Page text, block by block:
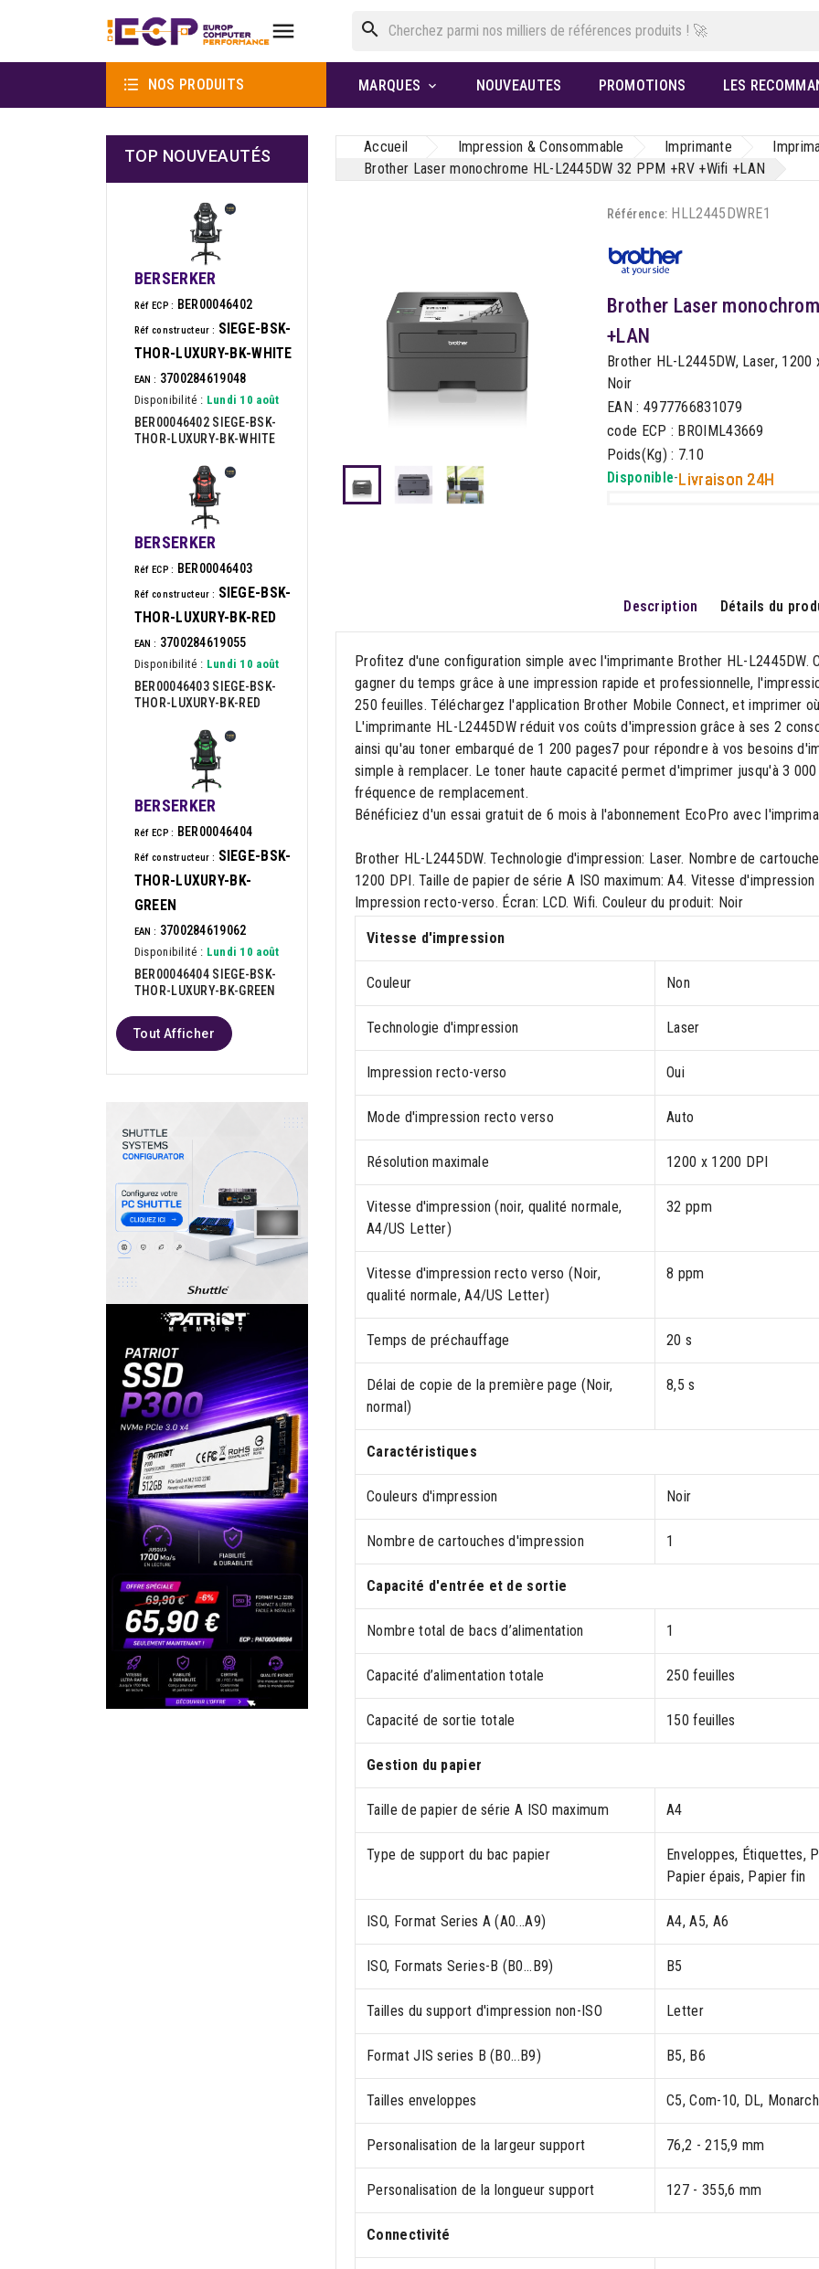
 search
 NOS PRODUITS MARQUES  NOUVEAUTES PROMOTIONS LES
TOP NOUVEAUTÉS
BERSERKER
Réf ECP : BER00046402
Réf constructeur : SIEGE-BSK-
THOR-LUXURY-BK-WHITE
EAN : 3700284619048
Disponibilité : Lundi 10 août
BER00046402 SIEGE-BSK-
THOR-LUXURY-BK-WHITE
BERSERKER
Réf ECP : BER00046403
Réf constructeur : SIEGE-BSK-
THOR-LUXURY-BK-RED
EAN : 3700284619055
Disponibilité : Lundi 10 août
BER00046403 SIEGE-BSK-
THOR-LUXURY-BK-RED
BERSERKER
Réf ECP : BER00046404
Réf constructeur : SIEGE-BSK-
THOR-LUXURY-BK-
GREEN
EAN : 3700284619062
Disponibilité : Lundi 10 août
BER00046404 SIEGE-BSK-
THOR-LUXURY-BK-GREEN
Tout Afficher
Accueil Impression & Consommable Imprimante
Brother Laser monochrome HL-L2445DW 32 PPM +RV +Wifi +LAN
Référence: HLL2445DWRE1
Brother Laser
+LAN
Brother HL-L2445DW, Laser,
Noir
EAN : 4977766831079
code ECP : BROIML43669
Poids(Kg) : 7.10
Disponible-Livraison 24H
Description Détails du
‌Profitez d'une configuration simple avec l'imprimante Brother HL-L2445DW.
gagner du temps grâce à une impression rapide et professionnelle,
250 feuilles. Téléchargez l'application Brother Mobile Connect, et imprimer
‌L'imprimante HL-L2445DW réduit vos coûts d'impression grâce à ses 2
ainsi qu'au toner embarqué de 1 200 pages7 pour répondre à vos besoins
simple à remplacer. Le toner haute capacité permet d'imprimer jusqu'à 3
fréquence de remplacement.
Bénéficiez d'un essai gratuit de 6 mois à l'abonnement EcoPro avec
Brother HL-L2445DW. Technologie d'impression: Laser. Nombre de
1200 DPI. Taille de papier de série A ISO maximum: A4. Vitesse
Impression recto-verso. Écran: LCD. Wifi. Couleur du produit: Noir
Vitesse d'impression
Couleur Non
Technologie d'impression Laser
Impression recto-verso Oui
Mode d'impression recto verso Auto
Résolution maximale 1200 x 1200 DPI
Vitesse d'impression (noir, qualité normale,
A4/US Letter)
32 ppm
Vitesse d'impression recto verso (Noir,
qualité normale, A4/US Letter)
8 ppm
Temps de préchauffage 20 s
Délai de copie de la première page (Noir,
normal)
8,5 s
Caractéristiques
Couleurs d'impression Noir
Nombre de cartouches d'impression 1
Capacité d'entrée et de sortie
Nombre total de bacs d’alimentation 1
Capacité d’alimentation totale 250 feuilles
Capacité de sortie totale 150 feuilles
Gestion du papier
Taille de papier de série A ISO maximum A4
Type de support du bac papier
Enveloppes, Étiquettes,
Papier épais, Papier fin
ISO, Format Series A (A0...A9) A4, A5, A6
ISO, Formats Series-B (B0...B9) B5
Tailles du support d'impression non-ISO Letter
Format JIS series B (B0...B9) B5, B6
Tailles enveloppes C5, Com-10, DL, Monarch
Personalisation de la largeur support 76,2 - 215,9 mm
Personalisation de la longueur support 127 - 355,6 mm
Connectivité